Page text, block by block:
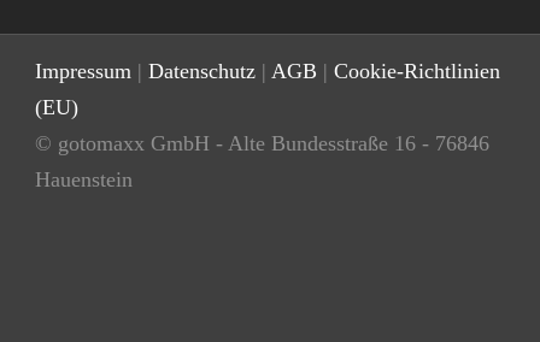
Impressum | Datenschutz | AGB | Cookie-Richtlinien
(EU)
© gotomaxx GmbH - Alte Bundesstraße 16 - 76846
Hauenstein